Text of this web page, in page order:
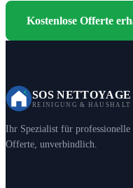
Kostenlose Offerte
SOS NETTOYAGE
REINIGUNG & HAUSHALT
Ihr Spezialist für professionelle
Offerte, unverbindlich.